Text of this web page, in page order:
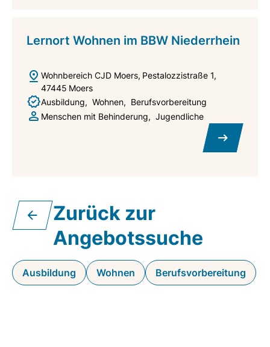
Lernort Wohnen im BBW Niederrhein
Wohnbereich CJD Moers Pestalozzistraße 1
47445 Moers
Ausbildung
Wohnen
Berufsvorbereitung
Menschen mit Behinderung
Jugendliche
Zurück zur
Angebotssuche
Ausbildung Wohnen Berufsvorbereitung